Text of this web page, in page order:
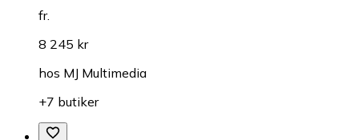
fr.
8 245 kr
hos MJ Multimedia
+7 butiker